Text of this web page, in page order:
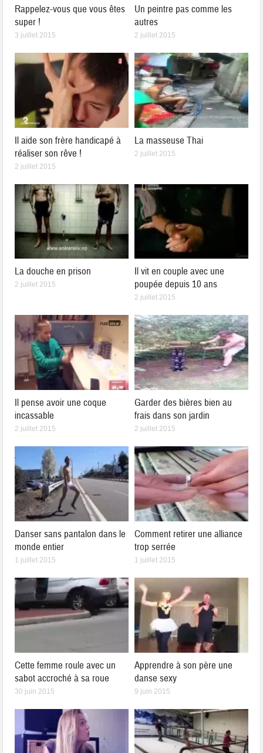
Rappelez-vous que vous êtes
super !
3 juillet 2015
Un peintre pas comme les
autres
2 juillet 2015
Il aide son frère handicapé à
réaliser son rêve !
2 juillet 2015
La masseuse Thai
2 juillet 2015
La douche en prison
2 juillet 2015
Il vit en couple avec une
poupée depuis 10 ans
2 juillet 2015
Il pense avoir une coque
incassable
2 juillet 2015
Garder des bières bien au
frais dans son jardin
2 juillet 2015
Danser sans pantalon dans le
monde entier
1 juillet 2015
Comment retirer une alliance
trop serrée
1 juillet 2015
Cette femme roule avec un
sabot accroché à sa roue
30 juin 2015
Apprendre à son père une
danse sexy
9 juin 2015